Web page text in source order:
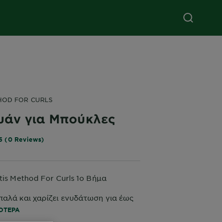
FOR CURLS
για Μπούκλες
(0 Reviews)
Method For Curls 1o Βήμα
και χαρίζει ενυδάτωση για έως
γεμάτες ζωή και